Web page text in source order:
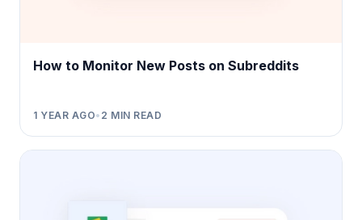
How to Monitor New Posts on Subreddits
1 YEAR AGO• 2 MIN READ